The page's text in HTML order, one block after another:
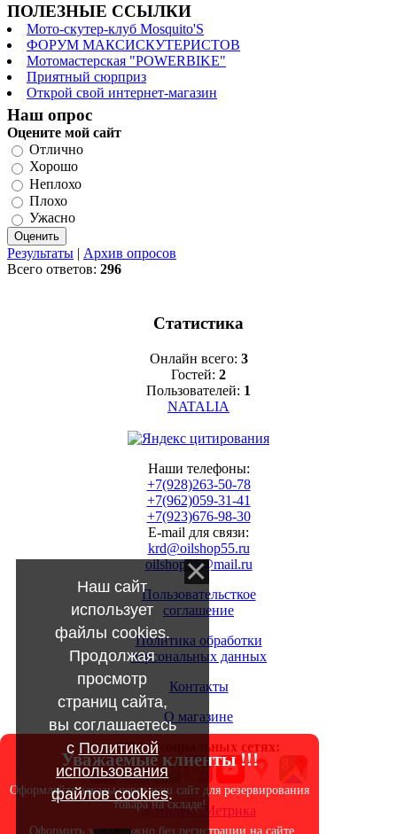
ПОЛЕЗНЫЕ ССЫЛКИ
Мото-скутер-клуб Mosquito'S
ФОРУМ МАКСИСКУТЕРИСТОВ
Мотомастерская "POWERBIKE"
Приятный сюрприз
Открой свой интернет-магазин
Наш опрос
Оцените мой сайт
Отлично
Хорошо
Неплохо
Плохо
Ужасно
Результаты | Архив опросов
Всего ответов: 296
Статистика
Онлайн всего: 3
Гостей: 2
Пользователей: 1
NATALIA
Наши телефоны:
+7(928)263-50-78
+7(962)059-31-41
+7(923)676-98-30
E-mail для связи:
krd@oilshop55.ru
oilshop55@mail.ru
Пользовательсткое
соглашение
Политика обработки
персональных данных
Контакты
О магазине
МЫ в социальных сетях:
Уважаемые клиенты !!!
Оформляйте заказы через наш сайт для резервирования
товара на складе!
Оформить заказ можно без регистрации на сайте.
Наш сайт
использует
файлы cookies.
Продолжая
просмотр
страниц сайта,
вы соглашаетесь
с Политикой
использования
файлов cookies.